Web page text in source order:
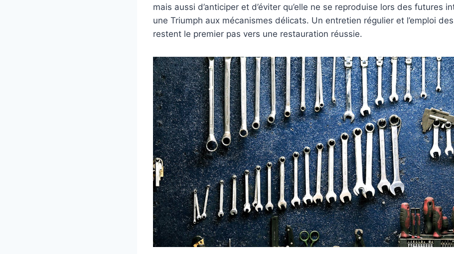
mais aussi d’anticiper et d’éviter qu’elle ne se reproduise lors des futures
une Triumph aux mécanismes délicats. Un entretien régulier et l’emploi
restent le premier pas vers une restauration réussie.